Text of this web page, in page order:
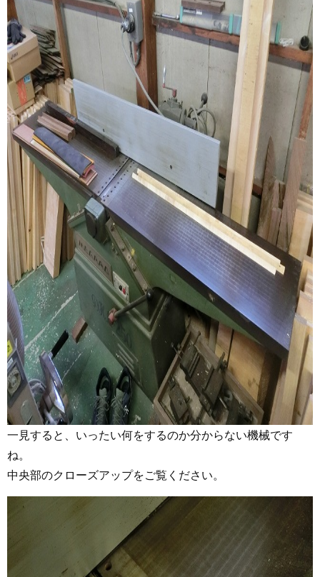
一見すると、いったい何をするのか分からない機械です
ね。
中央部のクローズアップをご覧ください。